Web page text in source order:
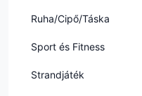
Ruha/Cipő/Táska
Sport és Fitness
Strandjáték